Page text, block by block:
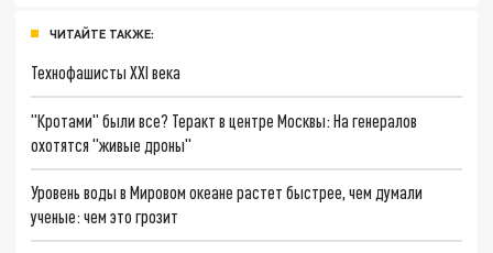
ЧИТАЙТЕ ТАКЖЕ:
Технофашисты XXI века
"Кротами" были все? Теракт в центре Москвы: На генералов
охотятся "живые дроны"
Уровень воды в Мировом океане растет быстрее, чем думали
ученые: чем это грозит